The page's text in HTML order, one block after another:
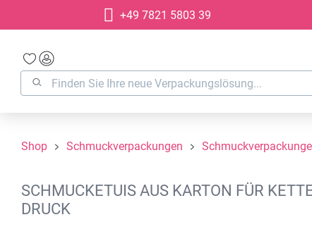
Zur Hauptnavigation springen
+49 7821 5803 39
Shop Schmuckverpackungen
SCHMUCKETUIS AUS KARTON FÜR
DRUCK